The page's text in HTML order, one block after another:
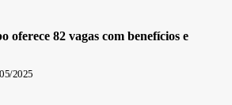
oferece 82 vagas com benefícios e
2025